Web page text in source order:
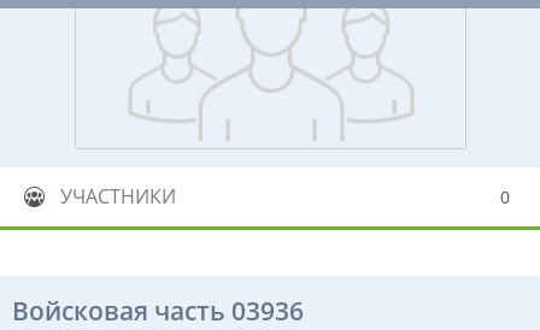
УЧАСТНИКИ 0
Войсковая часть 03936